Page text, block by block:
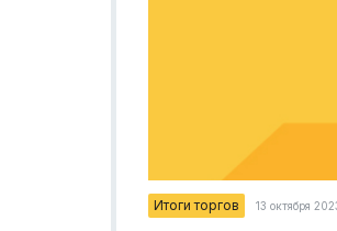
Итоги торгов 13 октября